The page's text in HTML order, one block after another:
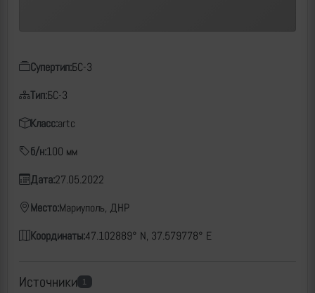
Супертип:БС-3
Тип:БС-3
Класс:artc
б/н:100 мм
Дата:27.05.2022
Место:Мариуполь, ДНР
Координаты:47.102889° N, 37.579778° E
Источники 1